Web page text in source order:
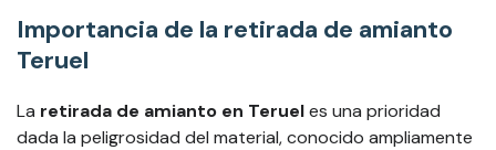
Importancia de la retirada de amianto
Teruel
La retirada de amianto en Terueles una prioridad
dada la peligrosidad del material, conocido ampliamente